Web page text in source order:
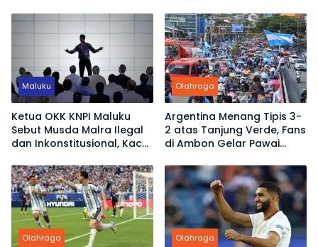
Sekadar Jadi Penonton
Maluku
Ketua OKK KNPI Maluku
Sebut Musda Malra Ilegal
dan Inkonstitusional, Kace
Ketua
Olahraga
Argentina Menang Tipis 3-
2 atas Tanjung Verde, Fans
di Ambon Gelar Pawai
Olahraga Olahraga